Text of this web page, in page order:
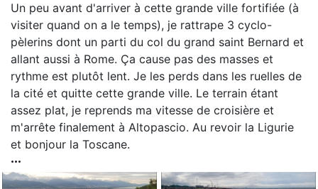
Un peu avant d'arriver à cette grande ville fortifiée (à
visiter quand on a le temps), je rattrape 3 cyclo-
pèlerins dont un parti du col du grand saint Bernard et
allant aussi à Rome. Ça cause pas des masses et
rythme est plutôt lent. Je les perds dans les ruelles de
la cité et quitte cette grande ville. Le terrain étant
assez plat, je reprends ma vitesse de croisière et
m'arrête finalement à Altopascio. Au revoir la Ligurie
et bonjour la Toscane.